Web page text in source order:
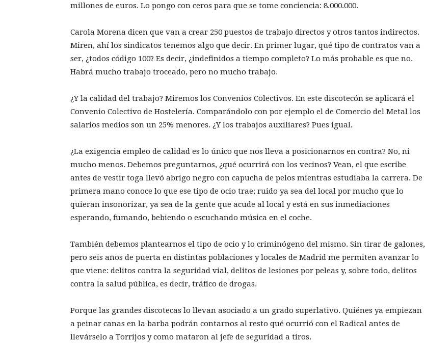
millones de euros. Lo pongo con ceros para que se tome conciencia: 8.000.000.
Carola Morena dicen que van a crear 250 puestos de trabajo directos y otros tantos indirectos.
Miren, ahí los sindicatos tenemos algo que decir. En primer lugar, qué tipo de contratos van a
ser, ¿todos código 100? Es decir, ¿indefinidos a tiempo completo? Lo más probable es que no.
Habrá mucho trabajo troceado, pero no mucho trabajo.
¿Y la calidad del trabajo? Miremos los Convenios Colectivos. En este discotecón se aplicará el
Convenio Colectivo de Hostelería. Comparándolo con por ejemplo el de Comercio del Metal los
salarios medios son un 25% menores. ¿Y los trabajos auxiliares? Pues igual.
¿La exigencia empleo de calidad es lo único que nos lleva a posicionarnos en contra? No, ni
mucho menos. Debemos preguntarnos, ¿qué ocurrirá con los vecinos? Vean, el que escribe
antes de vestir toga llevó abrigo negro con capucha de pelos mientras estudiaba la carrera. De
primera mano conoce lo que ese tipo de ocio trae; ruido ya sea del local por mucho que lo
quieran insonorizar, ya sea de la gente que acude al local y está en sus inmediaciones
esperando, fumando, bebiendo o escuchando música en el coche.
También debemos plantearnos el tipo de ocio y lo criminógeno del mismo. Sin tirar de galones,
pero seis años de puerta en distintas poblaciones y locales de Madrid me permiten avanzar lo
que viene: delitos contra la seguridad vial, delitos de lesiones por peleas y, sobre todo, delitos
contra la salud pública, es decir, tráfico de drogas.
Porque las grandes discotecas lo llevan asociado a un grado superlativo. Quiénes ya empiezan
a peinar canas en la barba podrán contarnos al resto qué ocurrió con el Radical antes de
llevárselo a Torrijos y como mataron al jefe de seguridad a tiros.